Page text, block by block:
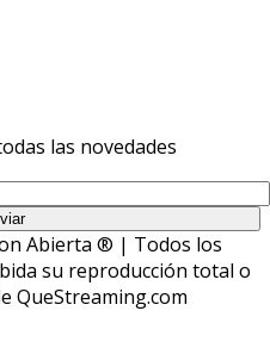
las novedades
Abierta ® | Todos los
su reproducción total o
QueStreaming.com